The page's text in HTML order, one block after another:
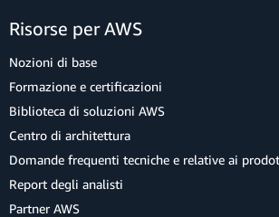
Risorse per AWS
Nozioni di base
Formazione e certificazioni
Biblioteca di soluzioni AWS
Centro di architettura
Domande frequenti tecniche e relative ai
Report degli analisti
Partner AWS